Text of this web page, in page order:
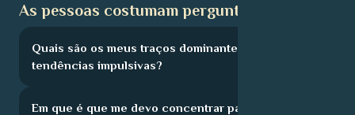
As pessoas costumam perguntar:
Quais são os meus traços dominantes e as minhas
tendências impulsivas?
Em que é que me devo concentrar para crescer?